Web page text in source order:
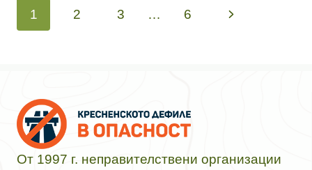
Навигация
1 2 3 … 6 Следваща
От 1997 г. неправителствени организации